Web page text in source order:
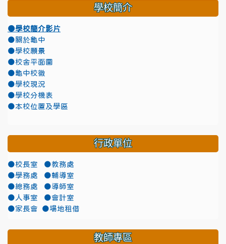
學校簡介
●學校簡介影片
●關於龜中
●學校願景
●校舍平面圖
●龜中校徽
●學校現況
●學校分機表
●本校位置及學區
行政單位
●校長室
●教務處
●學務處
●輔導室
●總務處
●導師室
●人事室
●會計室
●家長會
●場地租借
教師專區